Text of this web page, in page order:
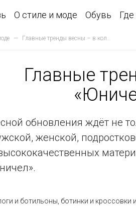
О стиле и моде Обувь
Главные тренды весны – в коллекции «Юничел» для всей семьи.
Главные
обновления ждёт не
женской,
».
и ботильоны, ботинки и кроссовки